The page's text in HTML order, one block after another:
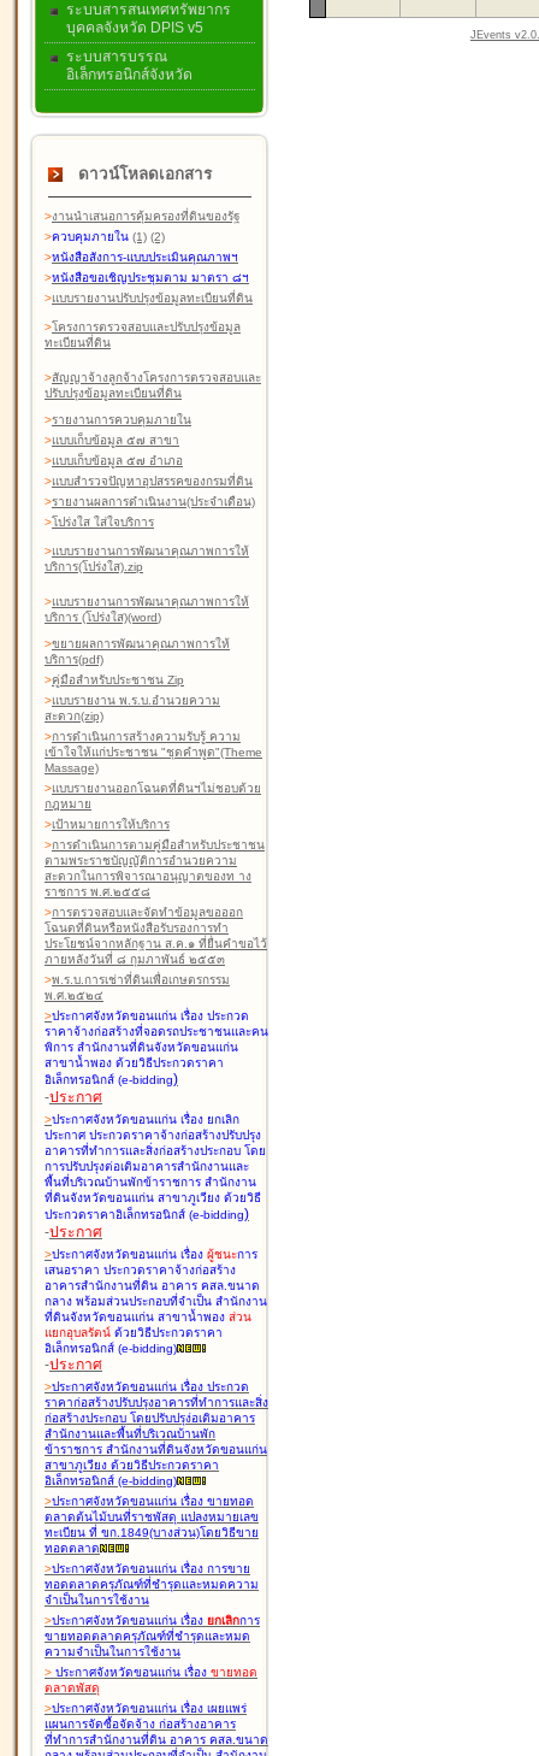
ระบบสารสนเทศทรัพยากร
บุคคลจังหวัด DPIS v5
ระบบสารบรรณ
อิเล็กทรอนิกส์จังหวัด
ดาวน์โหลดเอกสาร
>งานนำเสนอการคุ้มครองที่ดินของรัฐ
>ควบคุมภายใน (1) (2)
>หนังสือสังการ-แบบประเมินคุณภาพฯ
>หนังสือขอเชิญประชุมตาม มาตรา ๘ฯ
>แบบรายงานปรับปรุงข้อมูลทะเบียนที่ดิน
>โครงการตรวจสอบและปรับปรุงข้อมูล
ทะเบียนที่ดิน
>สัญญาจ้างลูกจ้างโครงการตรวจสอบและ
ปรับปรุงข้อมูลทะเบียนที่ดิน
>รายงานการควบคุมภายใน
>แบบเก็บข้อมูล ๕๗ สาขา
>แบบเก็บข้อมูล ๕๗ อำเภอ
>แบบสำรวจปัญหาอุปสรรคของกรมที่ดิน
>รายงานผลการดำเนินงาน(ประจำเดือน)
>โปร่งใส ใส่ใจบริการ
>แบบรายงานการพัฒนาคุณภาพการให้
บริการ(โปร่งใส).zip
>แบบรายงานการพัฒนาคุณภาพการให้
บริการ (โปร่งใส)(word)
>ขยายผลการพัฒนาคุณภาพการให้
บริการ(pdf)
>คู่มือสำหรับประชาชน Zip
>แบบรายงาน พ.ร.บ.อำนวยความ
สะดวก(zip)
>การดำเนินการสร้างความรับรู้ ความ
เข้าใจให้แก่ประชาชน "ชุดคำพูด"(Theme
Massage)
>แบบรายงานออกโฉนดที่ดินฯไม่ชอบด้วย
กฎหมาย
>เป้าหมายการให้บริการ
>การดำเนินการตามคู่มือสำหรับประชาชน
ตามพระราชบัญญัติการอำนวยความ
สะดวกในการพิจารณาอนุญาตของท าง
ราชการ พ.ศ.๒๕๕๘
>การตรวจสอบและจัดทำข้อมูลขอออก
โฉนดที่ดินหรือหนังสือรับรองการทำ
ประโยชน์จากหลักฐาน ส.ค.๑ ที่ยื่นคำขอไว้
ภายหลังวันที่ ๘ กุมภาพันธ์ ๒๕๕๓
>พ.ร.บ.การเช่าที่ดินเพื่อเกษตรกรรม
พ.ศ.๒๕๒๔
>ประกาศจังหวัดขอนแก่น เรื่อง ประกวด
ราคาจ้างก่อสร้างที่จอดรถประชาชนและคน
พิการ สำนักงานที่ดินจังหวัดขอนแก่น
สาขาน้ำพอง ด้วยวิธีประกวดราคา
อิเล็กทรอนิกส์ (e-bidding)
-ประกาศ
>ประกาศจังหวัดขอนแก่น เรื่อง ยกเลิก
ประกาศ ประกวดราคาจ้างก่อสร้างปรับปรุง
อาคารที่ทำการและสิ่งก่อสร้างประกอบ โดย
การปรับปรุงต่อเติมอาคารสำนักงานและ
พื้นที่บริเวณบ้านพักข้าราชการ สำนักงาน
ที่ดินจังหวัดขอนแก่น สาขาภูเวียง ด้วยวิธี
ประกวดราคาอิเล็กทรอนิกส์ (e-bidding)
-ประกาศ
>ประกาศจังหวัดขอนแก่น เรื่อง ผู้ชนะการ
เสนอราคา ประกวดราคาจ้างก่อสร้าง
อาคารสำนักงานที่ดิน อาคาร คสล.ขนาด
กลาง พร้อมส่วนประกอบที่จำเป็น สำนักงาน
ที่ดินจังหวัดขอนแก่น สาขาน้ำพอง ส่วน
แยกอุบลรัตน์ ด้วยวิธีประกวดราคา
อิเล็กทรอนิกส์ (e-bidding)
-ประกาศ
>ประกาศจังหวัดขอนแก่น เรื่อง ประกวด
ราคาก่อสร้างปรับปรุงอาคารที่ทำการและสิ่ง
ก่อสร้างประกอบ โดยปรับปรุง่อเติมอาคาร
สำนักงานและพื้นที่บริเวณบ้านพัก
ข้าราชการ สำนักงานที่ดินจังหวัดขอนแก่น
สาขาภูเวียง ด้วยวิธีประกวดราคา
อิเล็กทรอนิกส์ (e-bidding)
>ประกาศจังหวัดขอนแก่น เรื่อง ขายทอด
ตลาดต้นไม้บนที่ราชพัสดุ แปลงหมายเลข
ทะเบียน ที่ ขก.1849(บางส่วน)โดยวิธีขาย
ทอดตลาด
>ประกาศจังหวัดขอนแก่น เรื่อง การขาย
ทอดตลาดครุภัณฑ์ที่ชำรุดและหมดความ
จำเป็นในการใช้งาน
>ประกาศจังหวัดขอนแก่น เรื่อง ยกเลิกการ
ขายทอดตลาดครุภัณฑ์ที่ชำรุดและหมด
ความจำเป็นในการใช้งาน
> ประกาศจังหวัดขอนแก่น เรื่อง ขายทอด
ตลาดพัสดุ
>ประกาศจังหวัดขอนแก่น เรื่อง เผยแพร่
แผนการจัดซื้อจัดจ้าง ก่อสร้างอาคาร
ที่ทำการสำนักงานที่ดิน อาคาร คสล.ขนาด
JEvents